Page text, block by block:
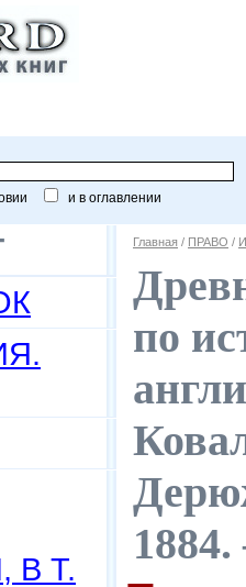
и в оглавлении
В Т.
Главная / ПРАВО /
по